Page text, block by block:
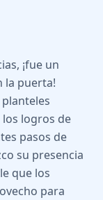
¡fue un
la puerta!
logros de
pasos de
su presencia
que los
para